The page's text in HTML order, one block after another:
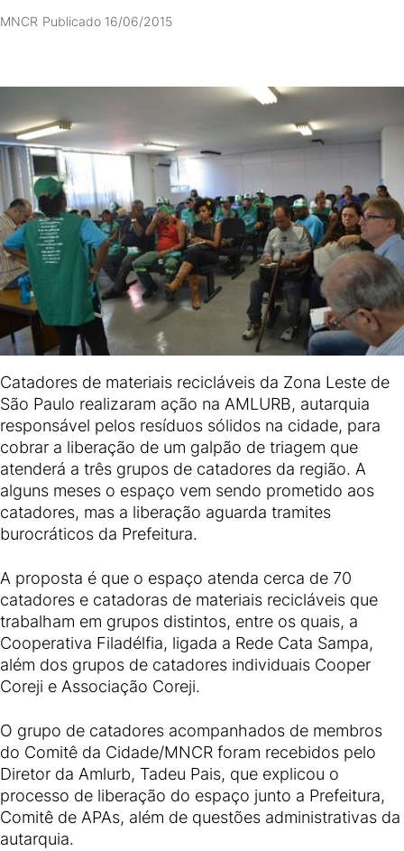
MNCR Publicado 16/06/2015
Catadores de materiais recicláveis da Zona Leste de
São Paulo realizaram ação na AMLURB, autarquia
responsável pelos resíduos sólidos na cidade, para
cobrar a liberação de um galpão de triagem que
atenderá a três grupos de catadores da região. A
alguns meses o espaço vem sendo prometido aos
catadores, mas a liberação aguarda tramites
burocráticos da Prefeitura.
A proposta é que o espaço atenda cerca de 70
catadores e catadoras de materiais recicláveis que
trabalham em grupos distintos, entre os quais, a
Cooperativa Filadélfia, ligada a Rede Cata Sampa,
além dos grupos de catadores individuais Cooper
Coreji e Associação Coreji.
O grupo de catadores acompanhados de membros
do Comitê da Cidade/MNCR foram recebidos pelo
Diretor da Amlurb, Tadeu Pais, que explicou o
processo de liberação do espaço junto a Prefeitura,
Comitê de APAs, além de questões administrativas da
autarquia.